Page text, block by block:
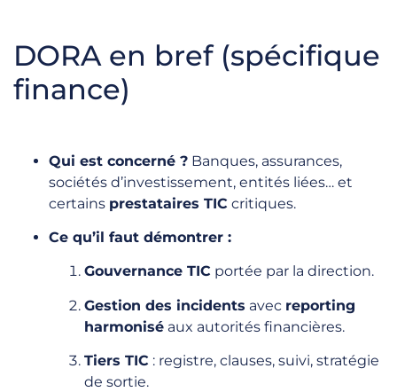
DORA en bref (spécifique
finance)
Qui est concerné ? Banques, assurances,
sociétés d’investissement, entités liées… et
certains prestataires TIC critiques.
Ce qu’il faut démontrer :
Gouvernance TIC portée par la direction.
Gestion des incidents avec reporting
harmonisé aux autorités financières.
Tiers TIC : registre, clauses, suivi, stratégie
de sortie.